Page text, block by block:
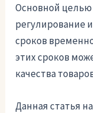
Основной целью
регулирование
сроков
этих сроков
качества
Данная статья